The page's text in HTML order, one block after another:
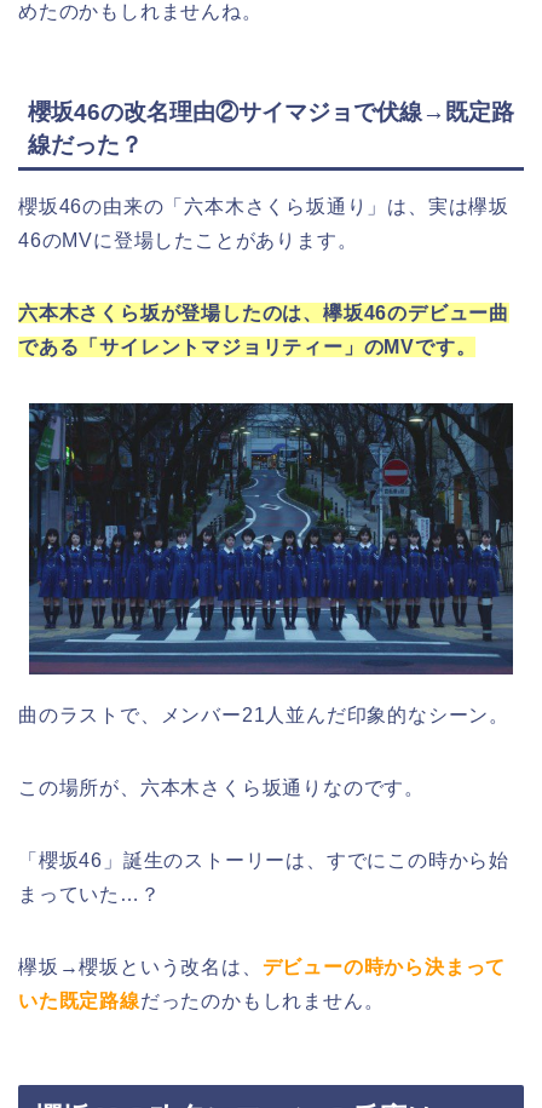
めたのかもしれませんね。
櫻坂46の改名理由②サイマジョで伏線→既定路
線だった？
櫻坂46の由来の「 六本木さくら坂通り 」は、実は欅坂
46のMVに登場したことがあります。
六本木さくら坂が登場したのは、欅坂46のデビュー曲
である「サイレントマジョリティー」のMVです。
曲のラストで、メンバー21人並んだ印象的なシーン。
この場所が、 六本木さくら坂通りなのです。
「櫻坂46」誕生のストーリーは、すでにこの時から始
まっていた…？
欅坂→櫻坂という改名は、 デビューの時から決まって
いた既定路線だったのかもしれません。